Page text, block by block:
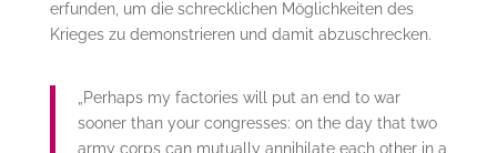
erfunden, um die schrecklichen Möglichkeiten des
Krieges zu demonstrieren und damit abzuschrecken.
„Perhaps my factories will put an end to war
sooner than your congresses: on the day that two
army corps can mutually annihilate each other in a